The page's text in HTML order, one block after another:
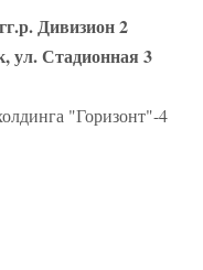
Дивизион 2
ул. Стадионная 3
"Горизонт"-4